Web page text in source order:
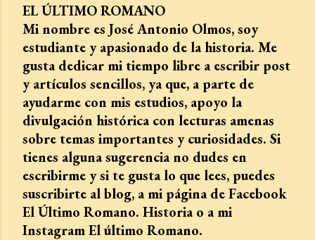
EL ÚLTIMO ROMANO
Mi nombre es José Antonio Olmos, soy
estudiante y apasionado de la historia. Me
gusta dedicar mi tiempo libre a escribir post
y artículos sencillos, ya que, a parte de
ayudarme con mis estudios, apoyo la
divulgación histórica con lecturas amenas
sobre temas importantes y curiosidades. Si
tienes alguna sugerencia no dudes en
escribirme y si te gusta lo que lees, puedes
suscribirte al blog, a mi página de Facebook
El Último Romano. Historia o a mi
Instagram El último Romano.